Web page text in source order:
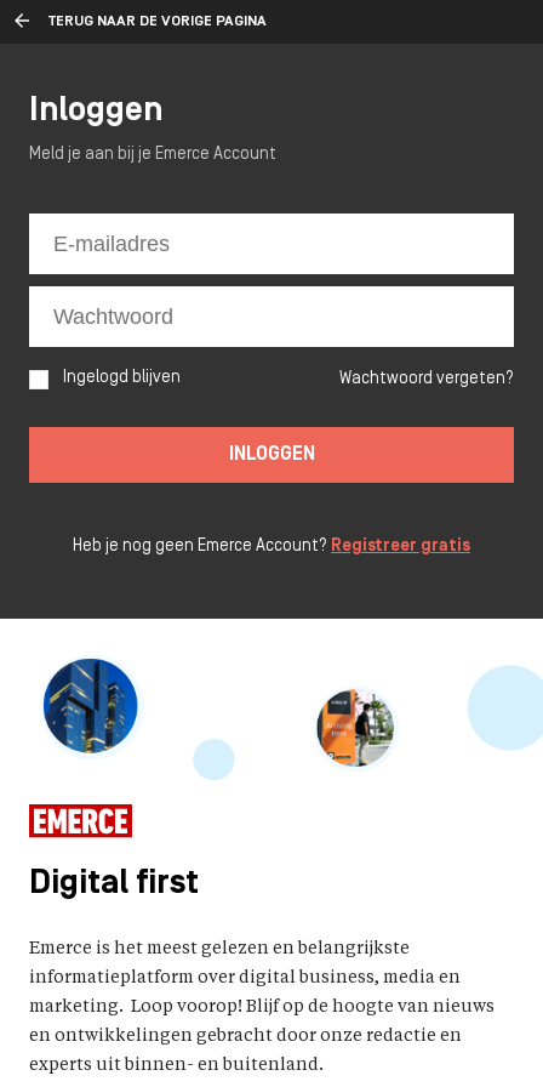
TERUG NAAR DE VORIGE PAGINA
Digital first
Emerce is het meest gelezen en belangrijkste
informatieplatform over digital business, media en
marketing. Loop voorop! Blijf op de hoogte van nieuws
en ontwikkelingen gebracht door onze redactie en
experts uit binnen- en buitenland.
Inloggen
Meld je aan bij je Emerce Account
Ingelogd blijven Wachtwoord vergeten?
INLOGGEN
Heb je nog geen Emerce Account? Registreer gratis